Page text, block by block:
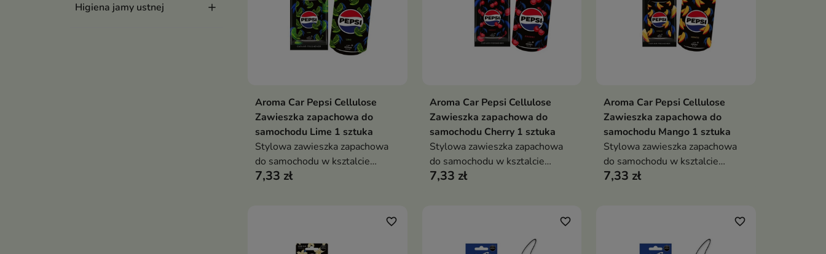
Higiena jamy ustnej
Dodaj do koszyka
Aroma Car Pepsi Cellulose
Zawieszka zapachowa do
samochodu Lime 1 sztuka
Stylowa zawieszka zapachowa
do samochodu w ksztalcie
puszki Pepsi Max Lime
7,33 zł
Dodaj do koszyka
Aroma Car Pepsi Cellulose
Zawieszka zapachowa do
samochodu Cherry 1 sztuka
Stylowa zawieszka zapachowa
do samochodu w ksztalcie
puszki Pepsi Max Cherry
7,33 zł
Dodaj do koszyka
Aroma Car Pepsi Cellulose
Zawieszka zapachowa do
samochodu Mango 1 sztuka
Stylowa zawieszka zapachowa
do samochodu w ksztalcie
puszki Pepsi Max Mango
7,33 zł
favorite_border favorite_border favorite_border